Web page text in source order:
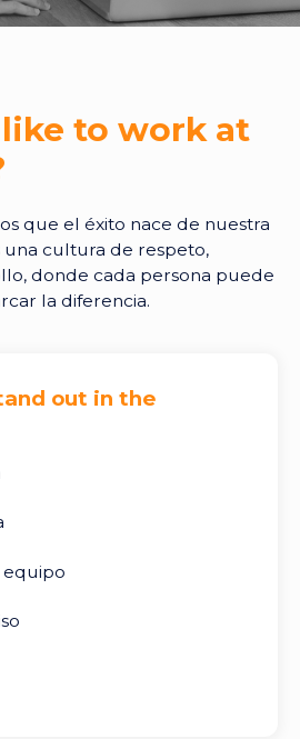
to work at
que el éxito nace de nuestra
cultura de respeto,
donde cada persona puede
la diferencia.
out in the
equipo